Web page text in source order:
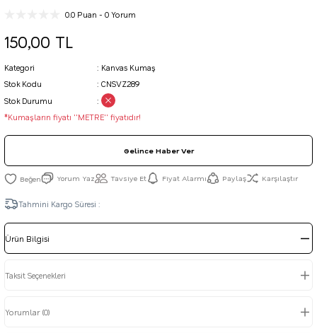
0.0 Puan - 0 Yorum
150,00 TL
Kategori
Kanvas Kumaş
Stok Kodu
CNSVZ289
Stok Durumu
*Kumaşların fiyatı ''METRE'' fiyatıdır!
Gelince Haber Ver
Yorum Yaz Tavsiye Et Fiyat Alarmı Paylaş Karşılaştır
Tahmini Kargo Süresi :
Ürün Bilgisi
Taksit Seçenekleri
Yorumlar (0)